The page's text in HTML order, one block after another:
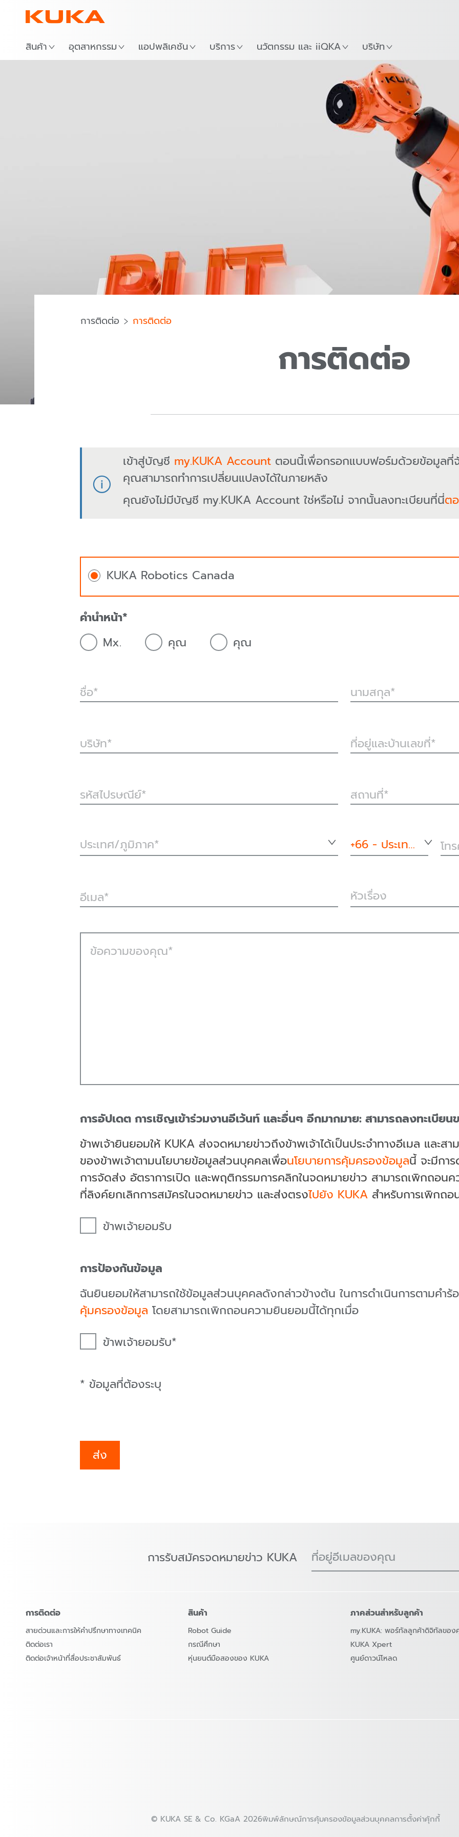
สินค้า อุตสาหกรรม แอปพลิเคชัน บริการ นวัตกรรม และ iiQKA บริษัท
การติดต่อ การติดต่อ
การติดต่อ
เข้าสู่บัญชี my.KUKA Accountตอนนี้เพื่อกรอกแบบฟอร์มด้วยข้อมูลที่
คุณสามารถทำการเปลี่ยนแปลงได้ในภายหลัง
คุณยังไม่มีบัญชี my.KUKA Account ใช่หรือไม่ จากนั้นลงทะเบียนที่นี่ต
KUKA Robotics Canada
คำนำหน้า
Mx.
คุณ คุณ
ชื่อ นามสกุล
บริษัท ที่อยู่และบ้านเลขที่
รหัสไปรษณีย์ สถานที่
ประเทศ/ภูมิภาค* +66 - ประเทศไทย โท
อีเมล หัวเรื่อง
ข้อความของคุณ
การอัปเดต การเชิญเข้าร่วมงานอีเว้นท์ และอื่นๆ อีกมากมาย: สามารถลงทะเบีย
ข้าพเจ้ายินยอมให้ KUKA ส่งจดหมายข่าวถึงข้าพเจ้าได้เป็นประจำทางอีเมล และ
ของข้าพเจ้าตามนโยบายข้อมูลส่วนบุคคลเพื่อนโยบายการคุ้มครองข้อมูลนี้ จะมีกา
การจัดส่ง อัตราการเปิด และพฤติกรรมการคลิกในจดหมายข่าว สามารถเพิกถอน
ที่ลิงค์ยกเลิกการสมัครในจดหมายข่าว และส่งตรงไปยัง KUKAสำหรับการเพิกถอ
ข้าพเจ้ายอมรับ
การป้องกันข้อมูล
ฉันยินยอมให้สามารถใช้ข้อมูลส่วนบุคคลดังกล่าวข้างต้น ในการดำเนินการตามคำ
คุ้มครองข้อมูล โดยสามารถเพิกถอนความยินยอมนี้ได้ทุกเมื่อ
ข้าพเจ้ายอมรับ
* ข้อมูลที่ต้องระบุ
ส่ง
การรับสมัครจดหมายข่าว KUKA ที่อยู่อีเมลของคุณ
การติดต่อ
สายด่วนและการให้คำปรึกษาทางเทคนิค
ติดต่อเรา
ติดต่อเจ้าหน้าที่สื่อประชาสัมพันธ์
สินค้า
Robot Guide
กรณีศึกษา
หุ่นยนต์มือสองของ KUKA
ภาคส่วนสำหรับลูกค้า
my.KUKA: พอร์ทัลลูกค้าดิจิทัลขอ
KUKA Xpert
ศูนย์ดาวน์โหลด
© KUKA SE & Co. KGaA 2026พิมพ์ลักษณ์การคุ้มครองข้อมูลส่วนบุคคลการตั้งค่าคุ้กกี้